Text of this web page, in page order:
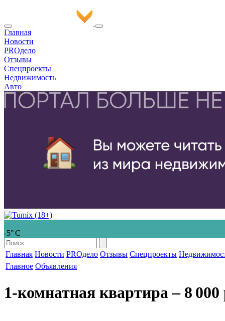
Главная
Новости
PROдело
Отзывы
Спецпроекты
Недвижимость
Авто
-5° С
Главная Новости PROдело Отзывы Спецпроекты
Главное Объявления
1-комнатная квартира ‒ 8 000